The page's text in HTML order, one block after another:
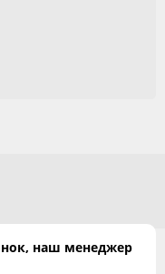
наш менеджер